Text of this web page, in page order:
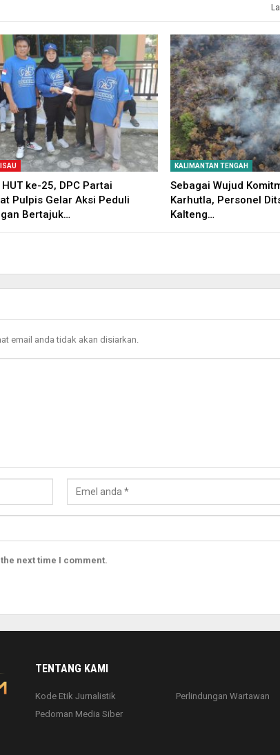
ke-25, DPC Partai
Pulpis Gelar Aksi Peduli
Bertajuk…
KALIMANTAN TENGAH
Sebagai Wujud
Karhutla, Personel
Kalteng…
email anda tidak akan disiarkan.
next time I comment.
TENTANG KAMI
Kode Etik Jurnalistik
Pedoman Media Siber
Perlindungan Wartawan